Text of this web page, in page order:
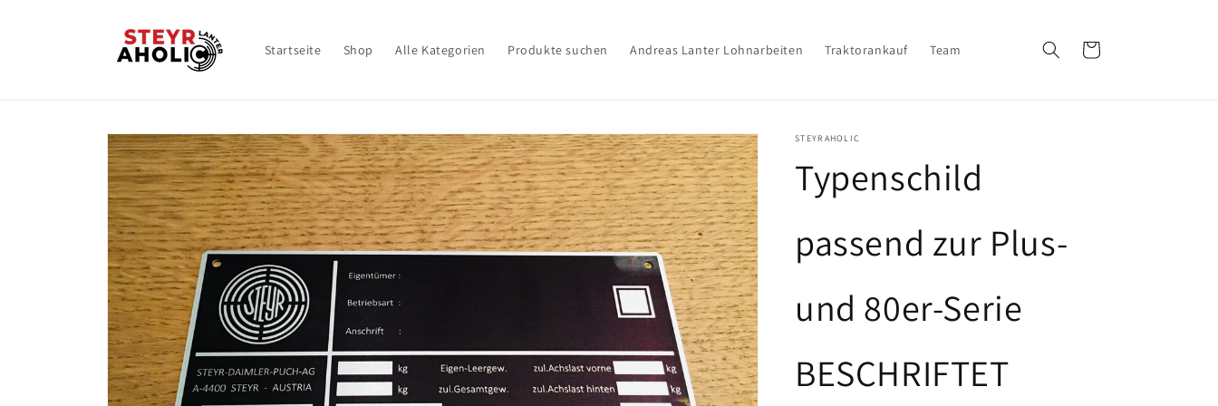
Startseite Shop Alle Kategorien Produkte suchen Andreas Lanter Lohnarbeiten Traktorankauf Team Warenkorb
Zu
Produktinformationen
springen
STEYRAHOLIC
Typenschild
passend zur Plus-
und 80er-Serie
BESCHRIFTET